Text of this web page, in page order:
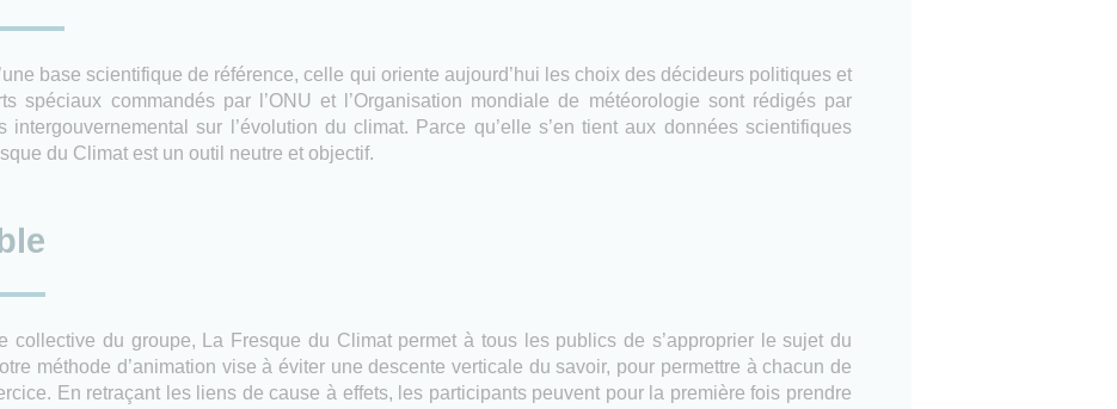
base scientifique de référence, celle qui oriente aujourd’hui les choix des décideurs politiques et
spéciaux commandés par l’ONU et l’Organisation mondiale de météorologie sont rédigés par
intergouvernemental sur l’évolution du climat. Parce qu’elle s’en tient aux données scientifiques
du Climat est un outil neutre et objectif.
collective du groupe, La Fresque du Climat permet à tous les publics de s’approprier le sujet du
méthode d’animation vise à éviter une descente verticale du savoir, pour permettre à chacun de
En retraçant les liens de cause à effets, les participants peuvent pour la première fois prendre